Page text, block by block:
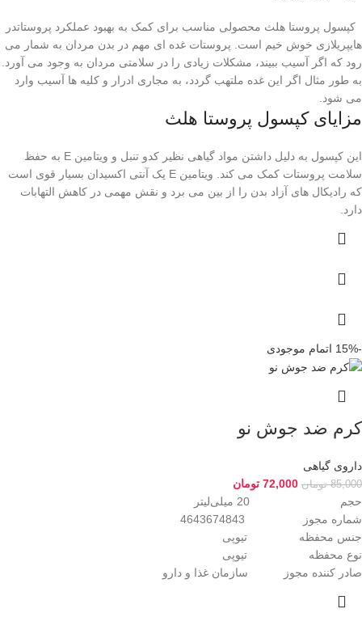
کپسول پروستا هلث محصولی مناسب برای کمک به بهبود عملکرد پروستاتدر
هایپریلازی خوش خیم است. پروستات غده ای مهم در بدن مردان به شمار می
رود که اگر آسیب ببیند، مشکلات زیادی را در سلامتی مردان به وجود می آورد.
به طور مثال اگر این غده ملتهب گردد، به مجاری ادرار و کلیه ها آسیب وارد
می شود.
مزایای کپسول پروستا هلث
این کپسول به دلیل داشتن مواد گیاهی نظیر کدو تنبل و ویتامین E به حفظ
سلامت پروستات کمک می کند. ویتامین E یک آنتی اکسیدان بسیار قوی است
که رادیکال های آزاد بدن را از بین می برد و نقش مهمی در کاهش التهابات
دارد.
-15% اتمام موجودی
کرم ضد جوش نو
داروی گیاهی
85,000 تومان 72,000 تومان
حجم 20 میلی‌لیتر
شماره مجوز 4643674843
جنس محفظه تیوپی
نوع محفظه تیوپی
صادر کننده مجوز سازمان غذا و دارو